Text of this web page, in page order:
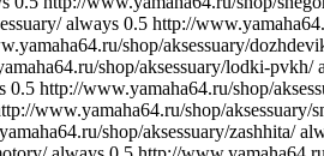
always 0.5 http://
shop/aksessuary/
shop/aksessuary/lodki-pvkh/
0.5 http://www.yamaha64.ru/shop/
www.yamaha64.ru/shop/aksessuary/
shop/aksessuary/zashhita/